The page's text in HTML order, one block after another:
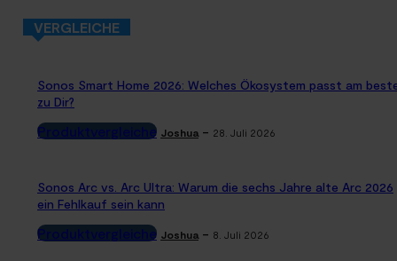
VERGLEICHE
Sonos Smart Home 2026: Welches Ökosystem passt am
zu Dir?
Produktvergleiche Joshua - 28. Juli 2026
Sonos Arc vs. Arc Ultra: Warum die sechs Jahre alte Arc 2026
ein Fehlkauf sein kann
Produktvergleiche Joshua - 8. Juli 2026